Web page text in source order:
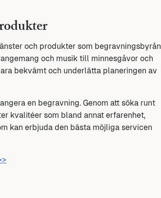
och produkter som begravningsbyrån
och musik till minnesgåvor och
bekvämt och underlätta planeringen av
en begravning. Genom att söka runt
kvalitéer som bland annat erfarenhet,
kan erbjuda den bästa möjliga servicen